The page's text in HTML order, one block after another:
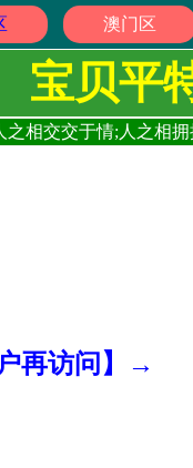
澳门区
宝贝平
相交交于情;人之相
再访问】→